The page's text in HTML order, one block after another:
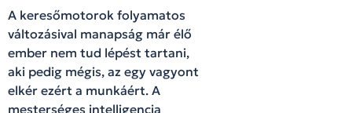
A keresőmotorok folyamatos
változásival manapság már élő
ember nem tud lépést tartani,
aki pedig mégis, az egy vagyont
elkér ezért a munkáért. A
mesterséges intelligencia